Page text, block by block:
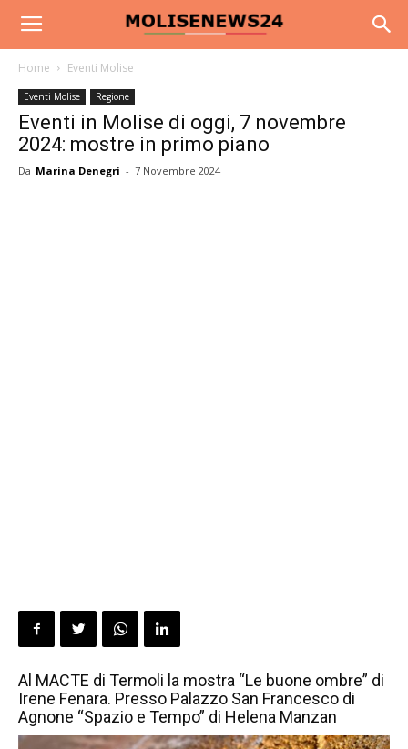
Home Eventi Molise
Eventi Molise Regione
Eventi in Molise di oggi, 7 novembre
2024: mostre in primo piano
Da Marina Denegri - 7 Novembre 2024
Al MACTE di Termoli la mostra “Le buone ombre” di
Irene Fenara. Presso Palazzo San Francesco di
Agnone “Spazio e Tempo” di Helena Manzan